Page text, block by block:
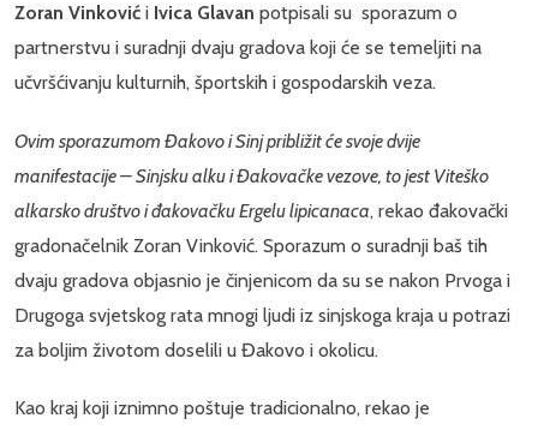
Zoran Vinković i Ivica Glavan potpisali su sporazum o
partnerstvu i suradnji dvaju gradova koji će se temeljiti na
učvršćivanju kulturnih, športskih i gospodarskih veza.
Ovim sporazumom Đakovo i Sinj približit će svoje dvije
manifestacije – Sinjsku alku i Đakovačke vezove, to jest Viteško
alkarsko društvo i đakovačku Ergelu lipicanaca, rekao đakovački
gradonačelnik Zoran Vinković. Sporazum o suradnji baš tih
dvaju gradova objasnio je činjenicom da su se nakon Prvoga i
Drugoga svjetskog rata mnogi ljudi iz sinjskoga kraja u potrazi
za boljim životom doselili u Đakovo i okolicu.
Kao kraj koji iznimno poštuje tradicionalno, rekao je